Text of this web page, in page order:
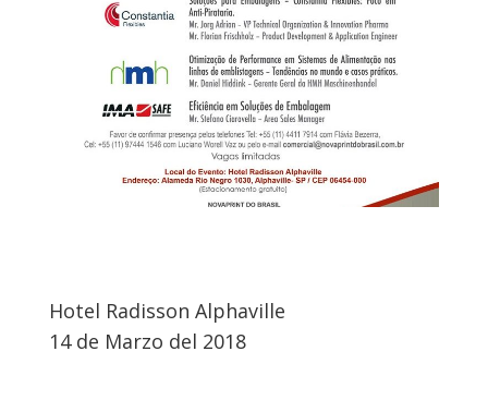
Hotel Radisson Alphaville
14 de Marzo del 2018